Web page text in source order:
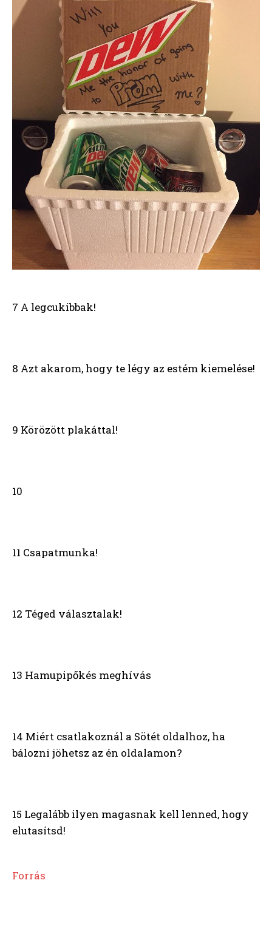
7 A legcukibbak!
8 Azt akarom, hogy te légy az estém kiemelése!
9 Körözött plakáttal!
10
11 Csapatmunka!
12 Téged választalak!
13 Hamupipőkés meghívás
14 Miért csatlakoznál a Sötét oldalhoz, ha
bálozni jöhetsz az én oldalamon?
15 Legalább ilyen magasnak kell lenned, hogy
elutasítsd!
Forrás